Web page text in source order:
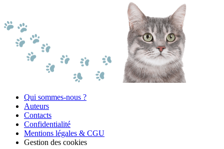
Qui sommes-nous ?
Auteurs
Contacts
Confidentialité
Mentions légales & CGU
Gestion des cookies